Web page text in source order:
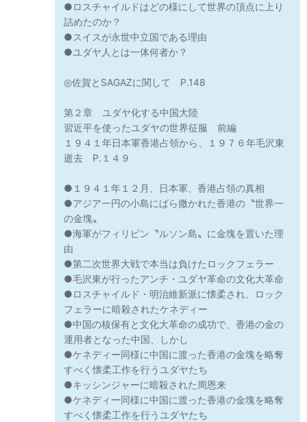
●ロスチャイルドはどの様にして世界の頂点に上り
詰めたのか？
●スイスが永世中立国である理由
●ユダヤ人とは一体何者か？
◎佐賀とSAGAZに関して P.148
第２章 ユダヤ化する中国大陸
習近平を使ったユダヤの世界征服 前編
１９４１年日本軍香港占領から、１９７６年毛沢東
逝去 P.１４９
●１９４１年１２月、日本軍、香港占領の真相
●アジア一円の小島にばら撒かれた香港の〝世界一
の金塊〟
●海軍がフィリピン〝ルソン島〟に金塊を置いた理
由
●第二次世界大戦で本当は負けたロックフェラー
●毛沢東が行ったアンチ・ユダヤ革命の文化大革命
●ロスチャイルド・明治維新派に懐柔され、ロック
フェラーに暗殺されたケネディー
●中国の核保有と文化大革命の成功で、香港の金の
運用者となった中国、しかし
●ケネディー同様に中国に渡った香港の金塊を略奪
すべく懐柔工作を行うユダヤたち
●キッシンジャーに暗殺された周恩来
●ケネディー同様に中国に渡った香港の金塊を略奪
すべく懐柔工作を行うユダヤたち